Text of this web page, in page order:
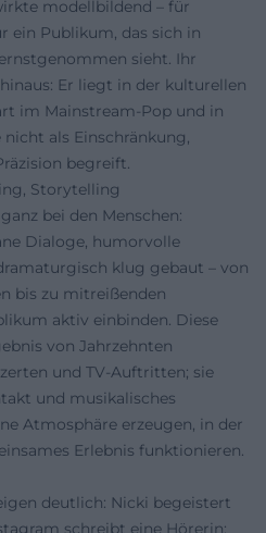
modellbildend – für
ein Publikum, das sich in
sieht. Ihr
Er liegt in der kulturellen
im Mainstream-Pop und in
als Einschränkung,
begreift.
Storytelling
bei den Menschen:
Dialoge, humorvolle
klug gebaut – von
bis zu mitreißenden
aktiv einbinden. Diese
von Jahrzehnten
und TV-Auftritten; sie
und musikalisches
Atmosphäre erzeugen, in der
Erlebnis funktionieren.
deutlich: Nicki begeistert
schreibt eine Hörerin: